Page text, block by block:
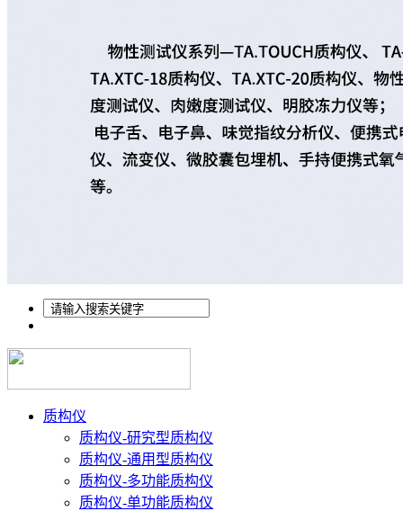
质构仪
质构仪-研究型质构仪
质构仪-通用型质构仪
质构仪-多功能质构仪
质构仪-单功能质构仪